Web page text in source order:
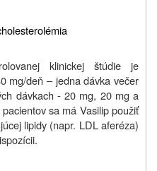
klinickej štúdie je
mg/deň – jedna dávka večer
dávkach - 20 mg, 20 mg a
sa má Vasilip použiť
lipidy (napr. LDL aferéza)